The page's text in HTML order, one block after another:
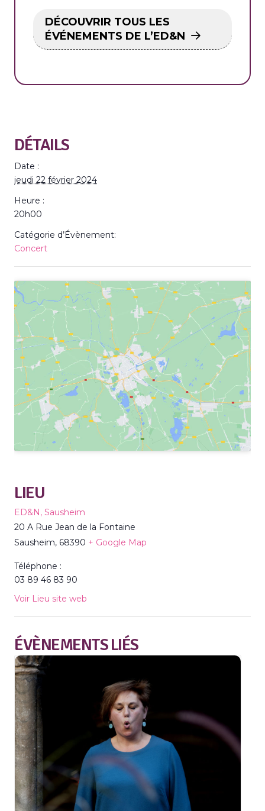
DÉCOUVRIR TOUS LES
ÉVÉNEMENTS DE L’ED&N
DÉTAILS
Date :
jeudi 22 février 2024
Heure :
20h00
Catégorie d’Évènement:
Concert
LIEU
ED&N, Sausheim
20 A Rue Jean de la Fontaine
Sausheim, 68390 + Google Map
Téléphone :
03 89 46 83 90
Voir Lieu site web
ÉVÈNEMENTS LIÉS